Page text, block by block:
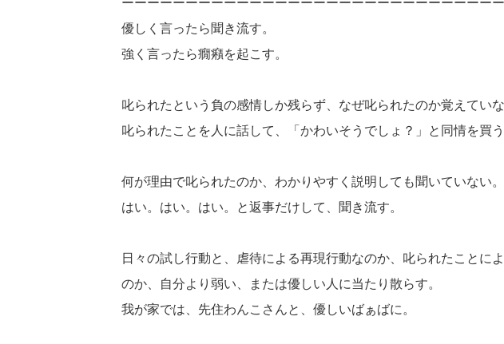
優しく言ったら聞き流す。
強く言ったら癇癪を起こす。
叱られたという負の感情しか残らず、なぜ叱られたのか覚えていな
叱られたことを人に話して、「かわいそうでしょ？」と同情を買
何が理由で叱られたのか、わかりやすく説明しても聞いていない。
はい。はい。はい。と返事だけして、聞き流す。
日々の試し行動と、虐待による再現行動なのか、叱られたことに
のか、自分より弱い、または優しい人に当たり散らす。
我が家では、先住わんこさんと、優しいばぁばに。